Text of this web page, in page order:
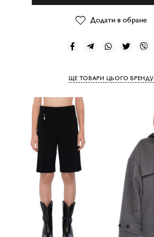
Додати в обране
ЩЕ ТОВАРИ ЦЬОГО БРЕНДУ